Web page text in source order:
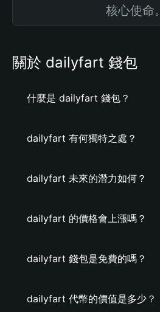
核心使命。
關於 dailyfart 錢包
什麼是 dailyfart 錢包？
dailyfart 有何獨特之處？
dailyfart 未來的潛力如何？
dailyfart 的價格會上漲嗎？
dailyfart 錢包是免費的嗎？
dailyfart 代幣的價值是多少？